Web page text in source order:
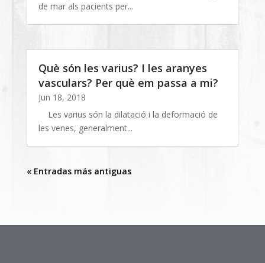
de mar als pacients per...
Què són les varius? I les aranyes
vasculars? Per què em passa a mi?
Jun 18, 2018
Les varius són la dilatació i la deformació de
les venes, generalment...
« Entradas más antiguas